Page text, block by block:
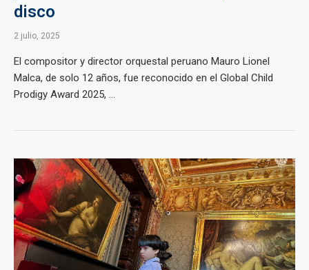
disco
2 julio, 2025
El compositor y director orquestal peruano Mauro Lionel
Malca, de solo 12 años, fue reconocido en el Global Child
Prodigy Award 2025, ...